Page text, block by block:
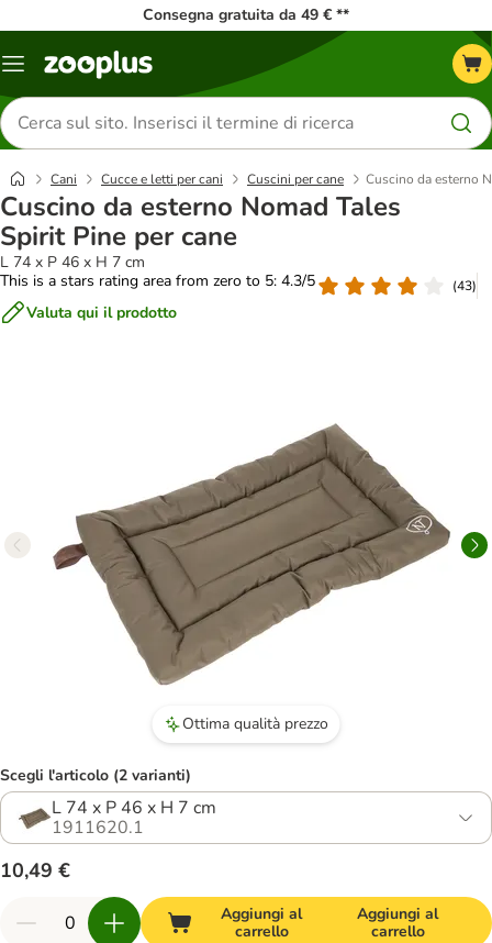
Consegna gratuita da 49 € **
Overview
Cerca
prodotti
Cani Cucce e letti per cani Cuscini per cane Cuscino da esterno
Cuscino da esterno Nomad Tales
Spirit Pine per cane
L 74 x P 46 x H 7 cm
This is a stars rating area from zero to 5: 4.3/5
(43)
Valuta qui il prodotto
Ottima qualità prezzo
Scegli l'articolo (2 varianti)
L 74 x P 46 x H 7 cm
1911620.1
10,49 €
Aggiungi al
carrello
Aggiungi al
carrello